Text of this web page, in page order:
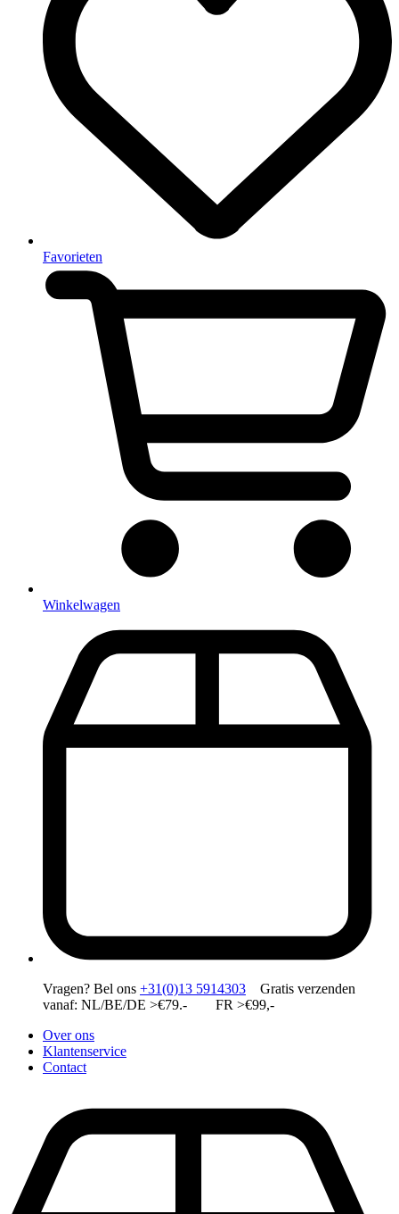
Favorieten
Winkelwagen
Vragen? Bel ons +31(0)13 5914303 Gratis verzenden
vanaf: NL/BE/DE >€79.- FR >€99,-
Over ons
Klantenservice
Contact